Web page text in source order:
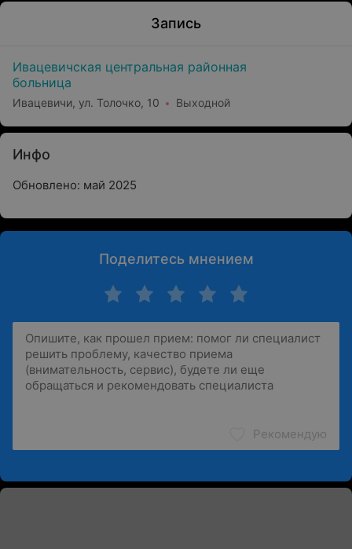
Запись
Ивацевичская центральная районная
больница
Ивацевичи, ул. Толочко, 10 Выходной
Инфо
Обновлено: май 2025
Поделитесь мнением
Рекомендую